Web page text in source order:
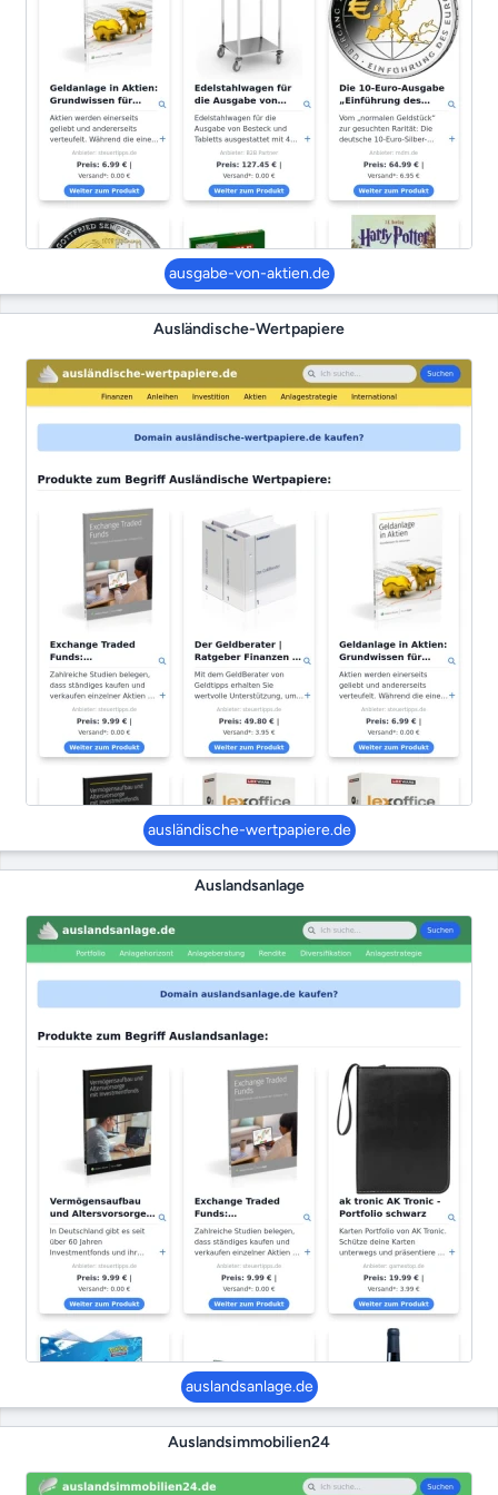
ausgabe-von-aktien.de
Ausländische-Wertpapiere
ausländische-wertpapiere.de
Auslandsanlage
auslandsanlage.de
Auslandsimmobilien24